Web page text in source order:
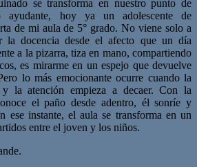
se transforma en nuestro punto de
ayudante, hoy ya un adolescente de
de mi aula de 5° grado. No viene solo a
la docencia desde el afecto que un día
a la pizarra, tiza en mano, compartiendo
es mirarme en un espejo que devuelve
lo más emocionante ocurre cuando la
la atención empieza a decaer. Con la
el paño desde adentro, él sonríe y
ese instante, el aula se transforma en un
entre el joven y los niños.